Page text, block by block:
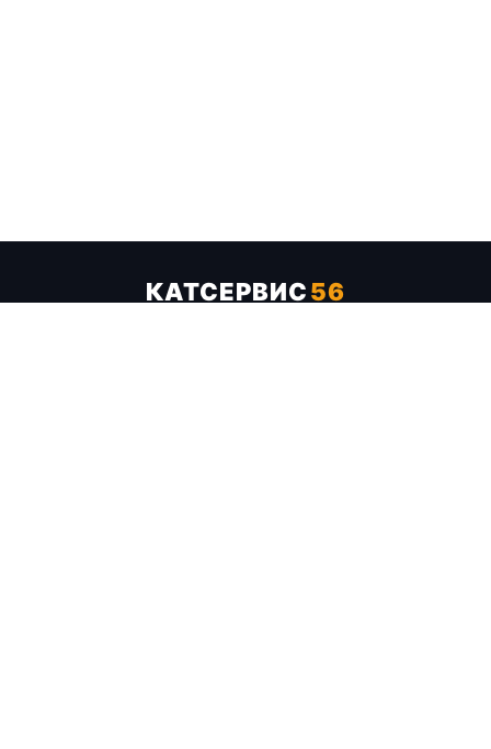
КАТСЕРВИС56